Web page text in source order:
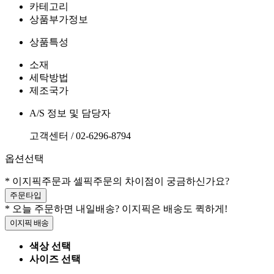
카테고리
상품부가정보
상품특성
소재
세탁방법
제조국가
A/S 정보 및 담당자
고객센터 / 02-6296-8794
옵션선택
* 이지픽주문과 셀픽주문의 차이점이 궁금하신가요?
주문타입
* 오늘 주문하면 내일배송? 이지픽은 배송도 퀵하게!
이지픽 배송
색상 선택
사이즈 선택